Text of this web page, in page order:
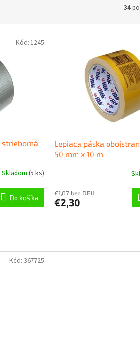
34
strieborná
Skladom (5 ks)
Do košíka
Kód: 1245
Lepiaca páska
50 mm x 10 m
€1,87 bez DPH
€2,30
Kód: 367725